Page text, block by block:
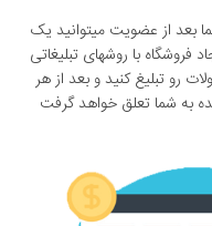
بعد از عضویت میتوانید یک
فروشگاه با روشهای تبلیغاتی
رو تبلیغ کنید و بعد از هر
به شما تعلق خواهد گرفت